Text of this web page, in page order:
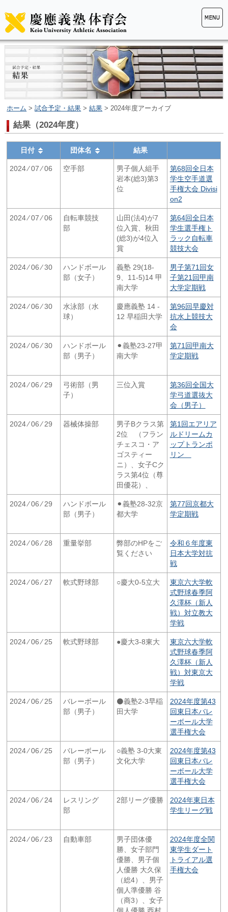
ホーム >試合予定・結果 >結果 > 2024年度アーカイブ
結果（2024年度）
日付 団体名 結果
2024 ⁄ 07 ⁄ 06 空手部
男子個人組手
岩本(総3)第3
位
第68回全日本
学生空手道選
手権大会 Divisi
on2
2024 ⁄ 07 ⁄ 06
自転車競技
部
山田(法4)が7
位入賞、秋田
(総3)が4位入
賞
第64回全日本
学生選手権ト
ラック自転車
競技大会
2024 ⁄ 06 ⁄ 30
ハンドボール
部（女子）
義塾 29(18-
9、11-5)14 甲
南大学
男子第71回女
子第21回甲南
大学定期戦
2024 ⁄ 06 ⁄ 30
水泳部（水
球）
慶應義塾 14 -
12 早稲田大学
第96回早慶対
抗水上競技大
会
2024 ⁄ 06 ⁄ 30
ハンドボール
部（男子）
⚫︎義塾23-27甲
南大学
第71回甲南大
学定期戦
2024 ⁄ 06 ⁄ 29
弓術部（男
子）
三位入賞
第36回全国大
学弓道選抜大
会（男子）
2024 ⁄ 06 ⁄ 29 器械体操部
男子Bクラス第
2位 （フラン
チェスコ・ア
ゴスティー
ニ）、女子Cク
ラス第4位（尊
田優花）、
第1回エアリア
ルドリームカ
ップトランポ
リン
2024 ⁄ 06 ⁄ 29
ハンドボール
部（男子）
⚫︎義塾28-32京
都大学
第77回京都大
学定期戦
2024 ⁄ 06 ⁄ 28 重量挙部
弊部のHPをご
覧ください
令和６年度東
日本大学対抗
戦
2024 ⁄ 06 ⁄ 27 軟式野球部 ○慶大0-5立大
東京六大学軟
式野球春季阿
久澤杯（新人
戦）対立教大
学戦
2024 ⁄ 06 ⁄ 25 軟式野球部 ●慶大3-8東大
東京六大学軟
式野球春季阿
久澤杯（新人
戦）対東京大
学戦
2024 ⁄ 06 ⁄ 25
バレーボール
部（男子）
⚫️義塾2-3早稲
田大学
2024年度第43
回東日本バレ
ーボール大学
選手権大会
2024 ⁄ 06 ⁄ 25
バレーボール
部（男子）
○義塾 3-0大東
文化大学
2024年度第43
回東日本バレ
ーボール大学
選手権大会
2024 ⁄ 06 ⁄ 24
レスリング
部
2部リーグ優勝
2024年東日本
学生リーグ戦
2024 ⁄ 06 ⁄ 23 自動車部
男子団体優
勝、女子部門
優勝、男子個
人優勝 大久保
（総4）、男子
個人準優勝 谷
（商3）、女子
2024年度全関
東学生ダート
トライアル選
手権大会